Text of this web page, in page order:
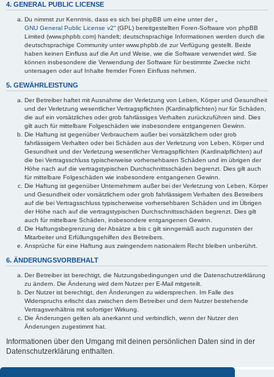
4. GENERAL PUBLIC LICENSE
Du nimmst zur Kenntnis, dass es sich bei phpBB um eine unter der „
GNU General Public License v2“ (GPL) bereitgestellten Foren-Software von phpBB
Limited (www.phpbb.com) handelt; deutschsprachige Informationen werden durch die
deutschsprachige Community unter www.phpbb.de zur Verfügung gestellt. Beide
haben keinen Einfluss auf die Art und Weise, wie die Software verwendet wird. Sie
können insbesondere die Verwendung der Software für bestimmte Zwecke nicht
untersagen oder auf Inhalte fremder Foren Einfluss nehmen.
5. GEWÄHRLEISTUNG
Der Betreiber haftet mit Ausnahme der Verletzung von Leben, Körper und Gesundheit
und der Verletzung wesentlicher Vertragspflichten (Kardinalpflichten) nur für Schäden,
die auf ein vorsätzliches oder grob fahrlässiges Verhalten zurückzuführen sind. Dies
gilt auch für mittelbare Folgeschäden wie insbesondere entgangenen Gewinn.
Die Haftung ist gegenüber Verbrauchern außer bei vorsätzlichem oder grob
fahrlässigem Verhalten oder bei Schäden aus der Verletzung von Leben, Körper und
Gesundheit und der Verletzung wesentlicher Vertragspflichten (Kardinalpflichten) auf
die bei Vertragsschluss typischerweise vorhersehbaren Schäden und im übrigen der
Höhe nach auf die vertragstypischen Durchschnittsschäden begrenzt. Dies gilt auch
für mittelbare Folgeschäden wie insbesondere entgangenen Gewinn.
Die Haftung ist gegenüber Unternehmern außer bei der Verletzung von Leben, Körper
und Gesundheit oder vorsätzlichem oder grob fahrlässigem Verhalten des Betreibers
auf die bei Vertragsschluss typischerweise vorhersehbaren Schäden und im Übrigen
der Höhe nach auf die vertragstypischen Durchschnittsschäden begrenzt. Dies gilt
auch für mittelbare Schäden, insbesondere entgangenen Gewinn.
Die Haftungsbegrenzung der Absätze a bis c gilt sinngemäß auch zugunsten der
Mitarbeiter und Erfüllungsgehilfen des Betreibers.
Ansprüche für eine Haftung aus zwingendem nationalem Recht bleiben unberührt.
6. ÄNDERUNGSVORBEHALT
Der Betreiber ist berechtigt, die Nutzungsbedingungen und die Datenschutzerklärung
zu ändern. Die Änderung wird dem Nutzer per E-Mail mitgeteilt.
Der Nutzer ist berechtigt, den Änderungen zu widersprechen. Im Falle des
Widerspruchs erlischt das zwischen dem Betreiber und dem Nutzer bestehende
Vertragsverhältnis mit sofortiger Wirkung.
Die Änderungen gelten als anerkannt und verbindlich, wenn der Nutzer den
Änderungen zugestimmt hat.
Informationen über den Umgang mit deinen persönlichen Daten sind in der
Datenschutzerklärung enthalten.